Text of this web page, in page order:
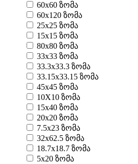
60x60 ზომა
60x120 ზომა
25x25 ზომა
15x15 ზომა
80x80 ზომა
33x33 ზომა
33.3x33.3 ზომა
33.15x33.15 ზომა
45x45 ზომა
10X10 ზომა
15x40 ზომა
20x20 ზომა
7.5x23 ზომა
32x62.5 ზომა
18.7x18.7 ზომა
5x20 ზომა